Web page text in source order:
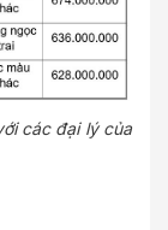
các đại lý của